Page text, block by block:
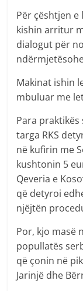
Për çështjen e
kishin arritur
dialogut për
Makinat ishin
mbuluar me
Para
targa RKS
në kufirin me
kushtonin 5
Qeveria e
që detyroi
njëjtën
Por, kjo masë
popullatës
që çonin në
Jarinjë dhe